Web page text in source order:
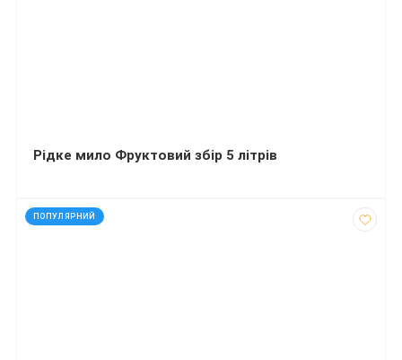
Рідке мило Фруктовий збір 5 літрів
ПОПУЛЯРНИЙ
код: 290274